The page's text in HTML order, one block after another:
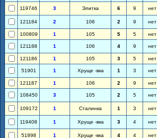
119746 3 Элитка 6 9 нет
121184 2 106 2 9 нет
100809 1 105 5 5 нет
121188 1 106 4 9 нет
121186 1 105 3 5 нет
51901 1 Хруще -вка 1 3 нет
121187 1 106 2 9 нет
108450 3 105 2 5 нет
109172 1 Сталинка 1 3 нет
119408 1 Хруще -вка 3 4 нет
51898 1 Хруще -вка 4 4 нет